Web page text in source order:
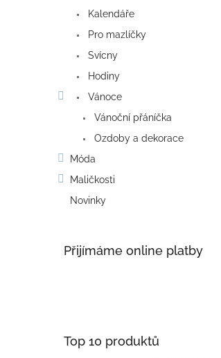
Kalendáře
Pro mazlíčky
Svícny
Hodiny
Vánoce
Vánoční přáníčka
Ozdoby a dekorace
Móda
Maličkosti
Novinky
Přijímáme online platby
Top 10 produktů